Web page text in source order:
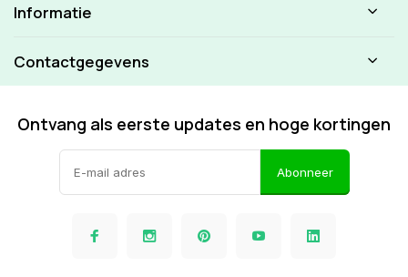
Informatie
Contactgegevens
Ontvang als eerste updates en hoge kortingen
Abonneer